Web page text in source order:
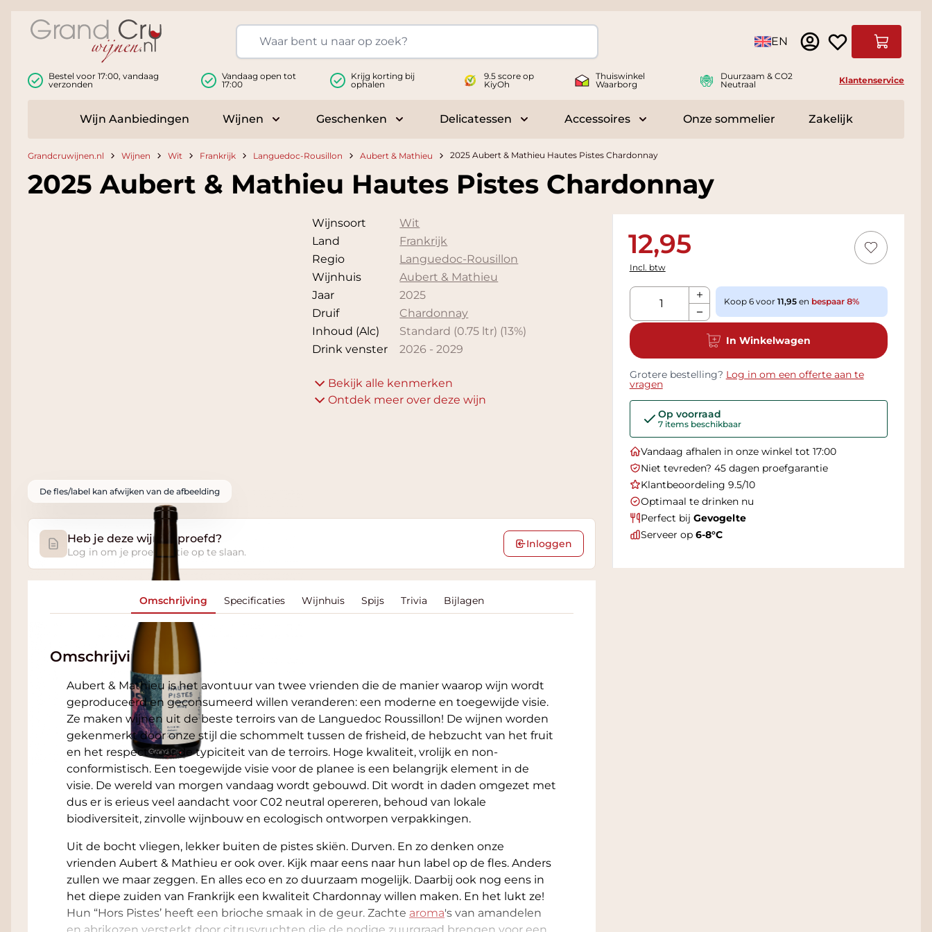
Taal EN
Bestel voor 17:00, vandaag
verzonden
Vandaag open tot
17:00
Krijg korting bij
ophalen
9.5 score op
KiyOh
Thuiswinkel
Waarborg
Duurzaam & CO2
Neutraal
Klantenservice
Wijn Aanbiedingen Wijnen
Toggle submenu for Wijnen
Geschenken
Toggle submenu for Geschenken
Delicatessen
Toggle submenu for Delicatessen
Accessoires
Toggle submenu for Accessoires
Onze sommelier Zakelijk
Grandcruwijnen.nl Wijnen Wit Frankrijk Languedoc-Rousillon Aubert & Mathieu 2025 Aubert & Mathieu Hautes Pistes Chardonnay
2025 Aubert & Mathieu Hautes Pistes Chardonnay
De fles/label kan afwijken van de afbeelding
Wijnsoort
Wit
Land
Frankrijk
Regio
Languedoc-Rousillon
Wijnhuis
Aubert & Mathieu
Jaar
2025
Druif
Chardonnay
Inhoud (Alc)
Standard (0.75 ltr) (13%)
Drink venster
2026 -2029
Bekijk alle kenmerken
Ontdek meer over deze wijn
12,95
Incl. btw
Aantal
Koop 6 voor 11,95 en bespaar8%
In Winkelwagen
Grotere bestelling? Log in om een offerte aan te
vragen
Op voorraad
7 items beschikbaar
Vandaag afhalen in onze winkel tot 17:00
Niet tevreden? 45 dagen proefgarantie
Klantbeoordeling 9.5/10
Optimaal te drinken nu
Perfect bij Gevogelte
Serveer op 6-8°C
Heb je deze wijn geproefd?
Log in om je proefnotitie op te slaan.
Inloggen
Omschrijving Specificaties Wijnhuis Spijs Trivia Bijlagen
Omschrijving
Aubert & Mathieu is het avontuur van twee vrienden die de manier waarop wijn wordt
geproduceerd en geconsumeerd willen veranderen: een moderne en toegewijde visie.
Ze maken wijnen uit de beste terroirs van de Languedoc Roussillon! De wijnen worden
gekenmerkt door onze stijl die schommelt tussen de frisheid, de hebzucht van het fruit
en het respect voor de typiciteit van de terroirs. Hoge kwaliteit, vrolijk en non-
conformistisch. Een toegewijde visie voor de planee is een belangrijk element in de
visie. De wereld van morgen vandaag wordt gebouwd. Dit wordt in daden omgezet met
dus er is erieus veel aandacht voor C02 neutral opereren, behoud van lokale
biodiversiteit, zinvolle wijnbouw en ecologisch ontworpen verpakkingen.
Uit de bocht vliegen, lekker buiten de pistes skiën. Durven. En zo denken onze
vrienden Aubert & Mathieu er ook over. Kijk maar eens naar hun label op de fles. Anders
zullen we maar zeggen. En alles eco en zo duurzaam mogelijk. Daarbij ook nog eens in
het diepe zuiden van Frankrijk een kwaliteit Chardonnay willen maken. En het lukt ze!
Hun “Hors Pistes’ heeft een brioche smaak in de geur. Zachte aroma's van amandelen
en abrikozen versterkt door citrusvruchten die de nodige zuurgraad brengen voor een